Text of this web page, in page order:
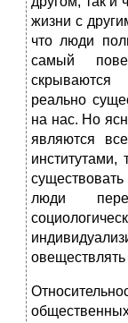
жизни с
что люди
самый
реально
на нас. Но
являются
люди